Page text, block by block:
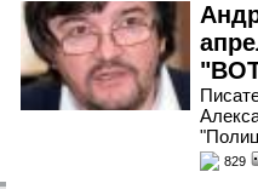
829